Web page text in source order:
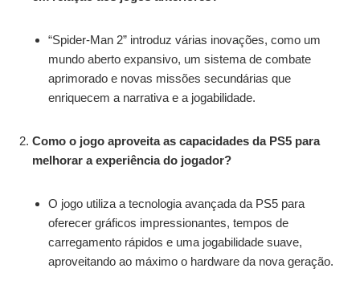
“Spider-Man 2” introduz várias inovações, como um
mundo aberto expansivo, um sistema de combate
aprimorado e novas missões secundárias que
enriquecem a narrativa e a jogabilidade.
Como o jogo aproveita as capacidades da PS5 para
melhorar a experiência do jogador?
O jogo utiliza a tecnologia avançada da PS5 para
oferecer gráficos impressionantes, tempos de
carregamento rápidos e uma jogabilidade suave,
aproveitando ao máximo o hardware da nova geração.